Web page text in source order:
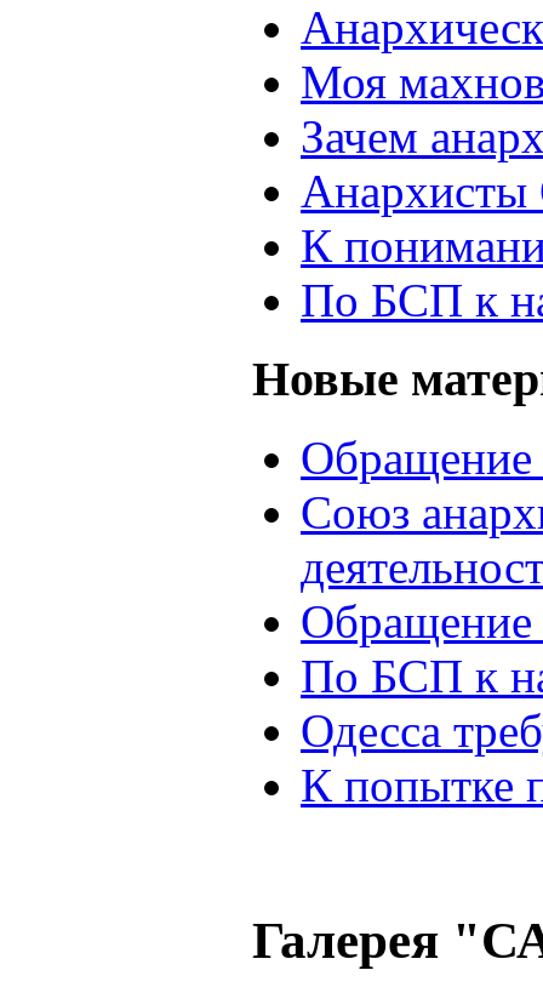
Моя
Зачем
Анархисты
К
По БСП к
Новые
Союз
Обращение
По БСП к
Одесса
К попытке
Галерея